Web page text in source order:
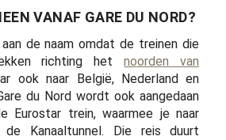
VANAF GARE DU NORD?
de naam omdat de treinen die
richting hetnoorden van
ook naar België, Nederland en
du Nord wordt ook aangedaan
Eurostar trein, waarmee je naar
Kanaaltunnel. Die reis duurt